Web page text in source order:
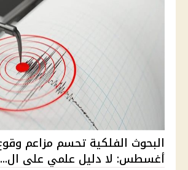
أغسطس: لا دليل علمي على ال...